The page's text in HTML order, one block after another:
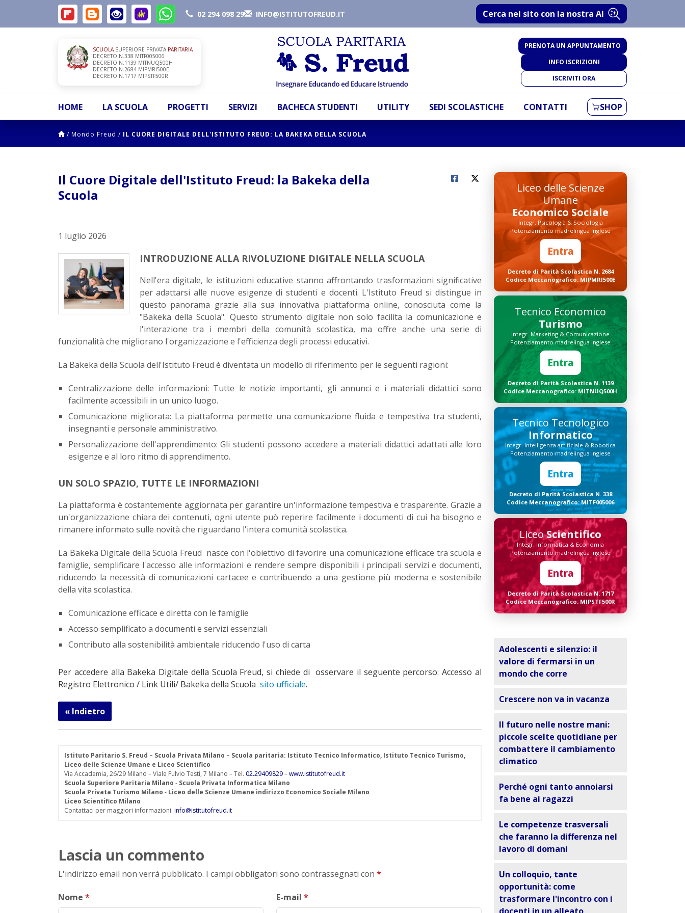
02 294 098 29 INFO@ISTITUTOFREUD.IT Cerca nel sito con la nostra AI
SCUOLASUPERIORE PRIVATA PARITARIA
DECRETO N.338 MITF005006
DECRETO N.1139 MITNUQ500H
DECRETO N.2684 MIPMRI500E
DECRETO N.1717 MIPSTF500R
PRENOTA UN APPUNTAMENTO
INFO ISCRIZIONI
ISCRIVITI ORA
HOME LA SCUOLA PROGETTI SERVIZI BACHECA STUDENTI UTILITY SEDI SCOLASTICHE CONTATTI SHOP
/ Mondo Freud / IL CUORE DIGITALE DELL'ISTITUTO FREUD: LA BAKEKA DELLA SCUOLA
Il Cuore Digitale dell'Istituto Freud: la Bakeka della
Scuola
1 luglio 2026
INTRODUZIONE ALLA RIVOLUZIONE DIGITALE NELLA SCUOLA
Nell'era digitale, le istituzioni educative stanno affrontando trasformazioni significative
per adattarsi alle nuove esigenze di studenti e docenti. L'Istituto Freud si distingue in
questo panorama grazie alla sua innovativa piattaforma online, conosciuta come la
"Bakeka della Scuola". Questo strumento digitale non solo facilita la comunicazione e
l'interazione tra i membri della comunità scolastica, ma offre anche una serie di
funzionalità che migliorano l'organizzazione e l'efficienza degli processi educativi.
La Bakeka della Scuola dell'Istituto Freud è diventata un modello di riferimento per le seguenti ragioni:
Centralizzazione delle informazioni: Tutte le notizie importanti, gli annunci e i materiali didattici sono
facilmente accessibili in un unico luogo.
Comunicazione migliorata: La piattaforma permette una comunicazione fluida e tempestiva tra studenti,
insegnanti e personale amministrativo.
Personalizzazione dell'apprendimento: Gli studenti possono accedere a materiali didattici adattati alle loro
esigenze e al loro ritmo di apprendimento.
UN SOLO SPAZIO, TUTTE LE INFORMAZIONI
La piattaforma è costantemente aggiornata per garantire un'informazione tempestiva e trasparente. Grazie a
un'organizzazione chiara dei contenuti, ogni utente può reperire facilmente i documenti di cui ha bisogno e
rimanere informato sulle novità che riguardano l'intera comunità scolastica.
La Bakeka Digitale della Scuola Freud nasce con l'obiettivo di favorire una comunicazione efficace tra scuola e
famiglie, semplificare l'accesso alle informazioni e rendere sempre disponibili i principali servizi e documenti,
riducendo la necessità di comunicazioni cartacee e contribuendo a una gestione più moderna e sostenibile
della vita scolastica.
Comunicazione efficace e diretta con le famiglie
Accesso semplificato a documenti e servizi essenziali
Contributo alla sostenibilità ambientale riducendo l'uso di carta
Per accedere alla Bakeka Digitale della Scuola Freud, si chiede di osservare il seguente percorso: Accesso al
Registro Elettronico / Link Utili/ Bakeka della Scuola sito ufficiale.
« Indietro
Istituto Paritario S. Freud – Scuola Privata Milano – Scuola paritaria: Istituto Tecnico Informatico, Istituto Tecnico Turismo,
Liceo delle Scienze Umane e Liceo Scientifico
Via Accademia, 26/29 Milano – Viale Fulvio Testi, 7 Milano – Tel. 02.29409829–www.istitutofreud.it
Scuola Superiore Paritaria Milano - Scuola Privata Informatica Milano
Scuola Privata Turismo Milano - Liceo delle Scienze Umane indirizzo Economico Sociale Milano
Liceo Scientifico Milano
Contattaci per maggiori informazioni: info@istitutofreud.it
Lascia un commento
L'indirizzo email non verrà pubblicato. I campi obbligatori sono contrassegnati con *
Nome * E-mail *
Liceo delle Scienze
Umane
Economico Sociale
Integr. Psicologia & Sociologia
Potenziamento madrelingua Inglese
Entra
Decreto di Parità Scolastica N. 2684
Codice Meccanografico: MIPMRI500E
Tecnico Economico
Turismo
Integr. Marketing & Comunicazione
Potenziamento madrelingua Inglese
Entra
Decreto di Parità Scolastica N. 1139
Codice Meccanografico: MITNUQ500H
Tecnico Tecnologico
Informatico
Integr. Intelligenza artificiale & Robotica
Potenziamento madrelingua Inglese
Entra
Decreto di Parità Scolastica N. 338
Codice Meccanografico: MITF005006
LiceoScientifico
Integr. Informatica & Economia
Potenziamento madrelingua Inglese
Entra
Decreto di Parità Scolastica N. 1717
Codice Meccanografico: MIPSTF500R
Adolescenti e silenzio: il
valore di fermarsi in un
mondo che corre
Crescere non va in vacanza
Il futuro nelle nostre mani:
piccole scelte quotidiane per
combattere il cambiamento
climatico
Perché ogni tanto annoiarsi
fa bene ai ragazzi
Le competenze trasversali
che faranno la differenza nel
lavoro di domani
Un colloquio, tante
opportunità: come
trasformare l'incontro con i